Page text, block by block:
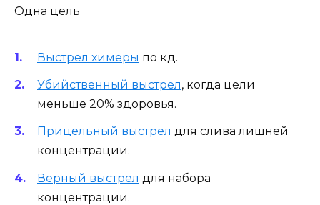
Одна цель
Выстрел химеры по кд.
Убийственный выстрел, когда цели
меньше 20% здоровья.
Прицельный выстрел для слива лишней
концентрации.
Верный выстрел для набора
концентрации.